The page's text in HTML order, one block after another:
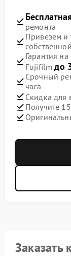
ремонта
Привезем и
Гарантия
Fujifilmдо
Срочный
часа
Скидка для
Получите
Заказать